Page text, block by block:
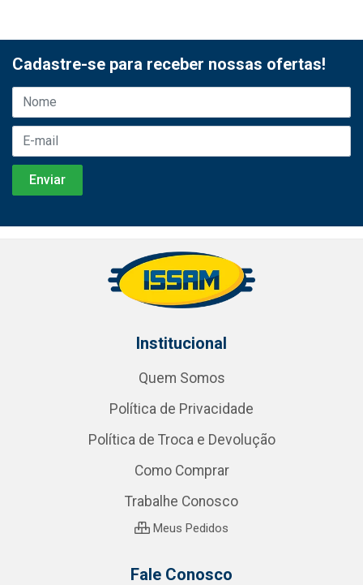
Cadastre-se para receber nossas ofertas!
Institucional
Quem Somos
Política de Privacidade
Política de Troca e Devolução
Como Comprar
Trabalhe Conosco
Meus Pedidos
Fale Conosco